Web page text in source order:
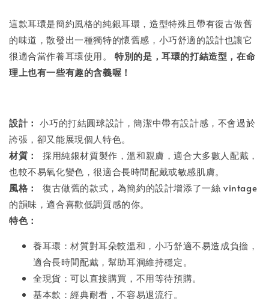
這款耳環是簡約風格的純銀耳環，造型特殊且帶有復古做舊
的味道，散發出一種獨特的懷舊感，小巧舒適的設計也讓它
很適合當作養耳環使用。特別的是，耳環的打結造型，在命
理上也有一些有趣的含義喔！
設計： 小巧的打結圓球設計，簡潔中帶有設計感，不會過於
誇張，卻又能展現個人特色。
材質：
採用純銀材質製作，溫和親膚，適合大多數人配戴，
也較不易氧化變色，很適合長時間配戴或敏感肌膚。
風格：
復古做舊的款式，為簡約的設計增添了一絲 vintage
的韻味，適合喜歡低調質感的你。
特色：
養耳環：材質對耳朵較溫和，小巧舒適不易造成負擔，
適合長時間配戴，幫助耳洞維持穩定。
全現貨：可以直接購買，不用等待預購。
基本款：經典耐看，不容易退流行。